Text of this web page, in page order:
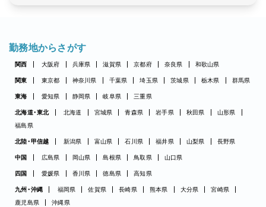
勤務地からさがす
関西 大阪府 兵庫県 滋賀県 京都府 奈良県 和歌山県
関東 東京都 神奈川県 千葉県 埼玉県 茨城県 栃木県 群馬県
東海 愛知県 静岡県 岐阜県 三重県
北海道・東北 北海道 宮城県 青森県 岩手県 秋田県
山形県
福島県
北陸・甲信越 新潟県 富山県 石川県 福井県 山梨県 長野県
中国 広島県 岡山県 島根県 鳥取県 山口県
四国 愛媛県 香川県 徳島県 高知県
九州・沖縄 福岡県 佐賀県 長崎県 熊本県 大分県
宮崎県
鹿児島県
沖縄県